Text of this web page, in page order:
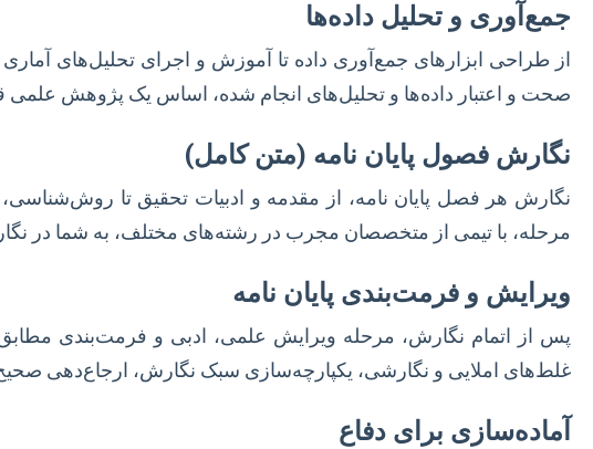
جمع‌آوری و تحلیل داده‌ها
صحت و اعتبار داده‌ها و تحلیل‌های انجام شده، اساس یک پژوهش
نگارش فصول پایان نامه (متن کامل)
نگارش هر فصل پایان نامه، از مقدمه و ادبیات تحقیق تا
مرحله، با تیمی از متخصصان مجرب در رشته‌های مختلف، به شما در
ویرایش و فرمت‌بندی پایان نامه
پس از اتمام نگارش، مرحله ویرایش علمی، ادبی و فرمت‌بندی
غلط‌های املایی و نگارشی، یکپارچه‌سازی سبک نگارش، ارجاع‌دهی
آماده‌سازی برای دفاع